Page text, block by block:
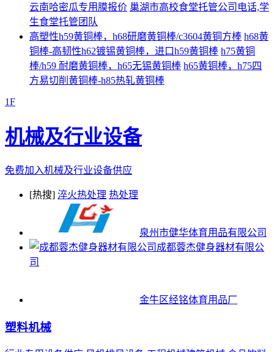
云南哈密瓜专用膜报价 巢湖市高校食堂托管公司电话,学
生食堂托管团队
高塑性h59黄铜棒，h68研磨黄铜棒/c3604黄铜方棒 h68黄
铜棒-高韧性h62镀锡黄铜棒，进口h59黄铜棒 h75黄铜
棒/h59 耐磨黄铜棒，h65无锡黄铜棒 h65黄铜棒，h75四
方易切削黄铜棒-h85热轧黄铜棒
1F
机械及行业设备
免费加入机械及行业设备供应
[热搜] 淬火热处理 热处理
泉州市健华体育用品有限公司
成都蓉杰健身器材有限公
司
金牛区经铭体育用品厂
塑料机械